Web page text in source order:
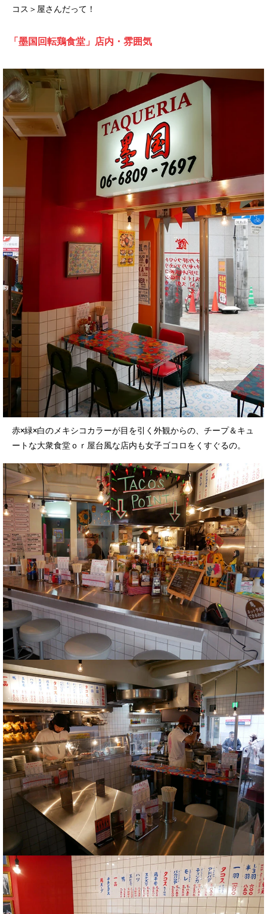
コス＞屋さんだって！
「墨国回転鶏食堂」店内・雰囲気
赤×緑×白のメキシコカラーが目を引く外観からの、チープ＆キュ
ートな大衆食堂ｏｒ屋台風な店内も女子ゴコロをくすぐるの。